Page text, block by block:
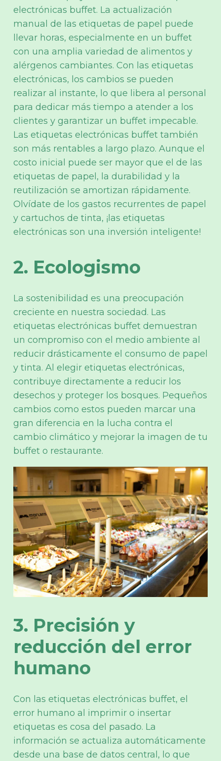
electrónicas buffet. La actualización
manual de las etiquetas de papel puede
llevar horas, especialmente en un buffet
con una amplia variedad de alimentos y
alérgenos cambiantes. Con las etiquetas
electrónicas, los cambios se pueden
realizar al instante, lo que libera al personal
para dedicar más tiempo a atender a los
clientes y garantizar un buffet impecable.
Las etiquetas electrónicas buffet también
son más rentables a largo plazo. Aunque el
costo inicial puede ser mayor que el de las
etiquetas de papel, la durabilidad y la
reutilización se amortizan rápidamente.
Olvídate de los gastos recurrentes de papel
y cartuchos de tinta, ¡las etiquetas
electrónicas son una inversión inteligente!
2. Ecologismo
La sostenibilidad es una preocupación
creciente en nuestra sociedad. Las
etiquetas electrónicas buffet demuestran
un compromiso con el medio ambiente al
reducir drásticamente el consumo de papel
y tinta. Al elegir etiquetas electrónicas,
contribuye directamente a reducir los
desechos y proteger los bosques. Pequeños
cambios como estos pueden marcar una
gran diferencia en la lucha contra el
cambio climático y mejorar la imagen de tu
buffet o restaurante.
3. Precisión y
reducción del error
humano
Con las etiquetas electrónicas buffet, el
error humano al imprimir o insertar
etiquetas es cosa del pasado. La
información se actualiza automáticamente
desde una base de datos central, lo que